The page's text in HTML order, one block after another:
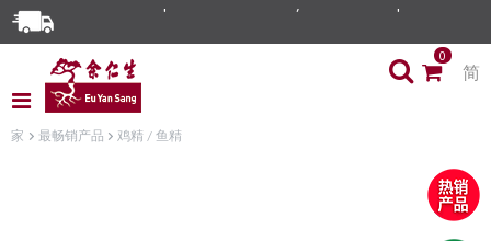
0
简
家 最畅销产品 鸡精 / 鱼精